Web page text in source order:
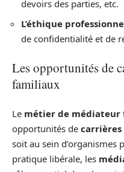
devoirs des parties, etc.
L’éthique
de confidentialité et de
Les opportunités de
familiaux
Le métier de médiateur
opportunités de carrières
soit au sein d’organismes
pratique libérale, les